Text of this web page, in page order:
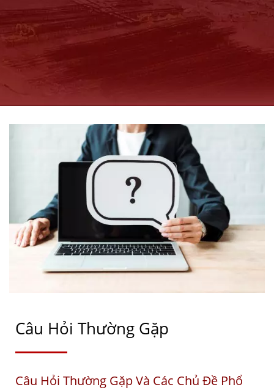
Câu Hỏi Thường Gặp
Câu Hỏi Thường Gặp Và Các Chủ Đề Phổ